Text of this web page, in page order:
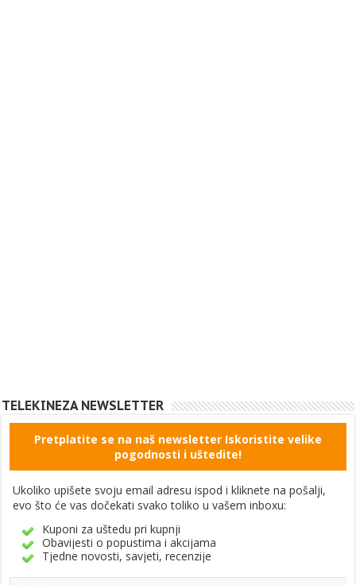
TELEKINEZA NEWSLETTER
Pretplatite se na naš newsletter Iskoristite velike
pogodnosti i uštedite!
Ukoliko upišete svoju email adresu ispod i kliknete na pošalji,
evo što će vas dočekati svako toliko u vašem inboxu:
Kuponi za uštedu pri kupnji
Obavijesti o popustima i akcijama
Tjedne novosti, savjeti, recenzije